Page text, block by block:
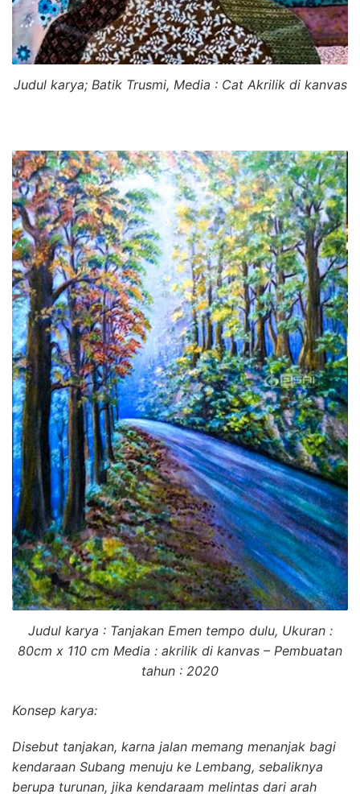
Judul karya; Batik Trusmi, Media : Cat Akrilik di kanvas
Judul karya : Tanjakan Emen tempo dulu, Ukuran :
80cm x 110 cm Media : akrilik di kanvas – Pembuatan
tahun : 2020
Konsep karya:
Disebut tanjakan, karna jalan memang menanjak bagi
kendaraan Subang menuju ke Lembang, sebaliknya
berupa turunan, jika kendaraam melintas dari arah